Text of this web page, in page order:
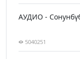
АУДИО -
5040251